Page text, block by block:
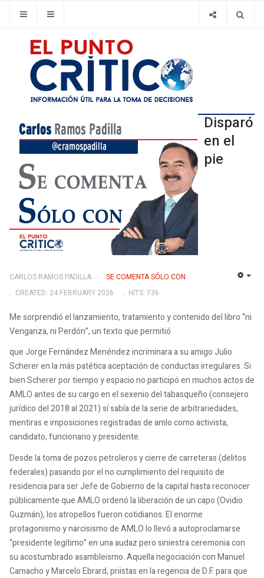
Disparó
en el
pie
CARLOS RAMOS PADILLA
SE COMENTA SÓLO CON
CREATED: 24 FEBRUARY 2026
HITS: 736
Me sorprendió el lanzamiento, tratamiento y contenido del libro “ni
Venganza, ni Perdón”, un texto que permitió
que Jorge Fernández Menéndez incriminara a su amigo Julio
Scherer en la más patética aceptación de conductas irregulares. Si
bien Scherer por tiempo y espacio no participó en muchos actos de
AMLO antes de su cargo en el sexenio del tabasqueño (consejero
jurídico del 2018 al 2021) sí sabía de la serie de arbitrariedades,
mentiras e imposiciones registradas de amlo como activista,
candidato, funcionario y presidente.
Desde la toma de pozos petroleros y cierre de carreteras (delitos
federales) pasando por el no cumplimiento del requisito de
residencia para ser Jefe de Gobierno de la capital hasta reconocer
públicamente que AMLO ordenó la liberación de un capo (Ovidio
Guzmán), los atropellos fueron cotidianos. El enorme
protagonismo y narcisismo de AMLO lo llevó a autoproclamarse
“presidente legítimo” en una audaz pero siniestra ceremonia con
su acostumbrado asambleismo. Aquella negociación con Manuel
Camacho y Marcelo Ebrard, priistas en la regencia de D.F. para que